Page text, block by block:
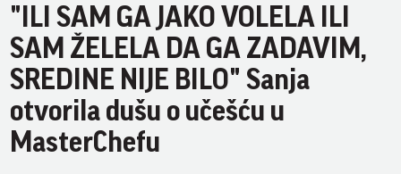
"ILI SAM GA JAKO VOLELA ILI
SAM ŽELELA DA GA ZADAVIM,
SREDINE NIJE BILO" Sanja
otvorila dušu o učešću u
MasterChefu